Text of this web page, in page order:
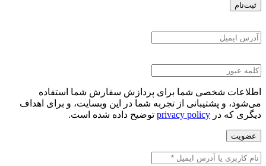
ثبت‌نام
اطلاعات شخصی شما برای پردازش سفارش شما استفاده
می‌شود، و پشتیبانی از تجربه شما در این وبسایت، و برای اهداف
دیگری که در privacy policy توضیح داده شده است.
عضویت